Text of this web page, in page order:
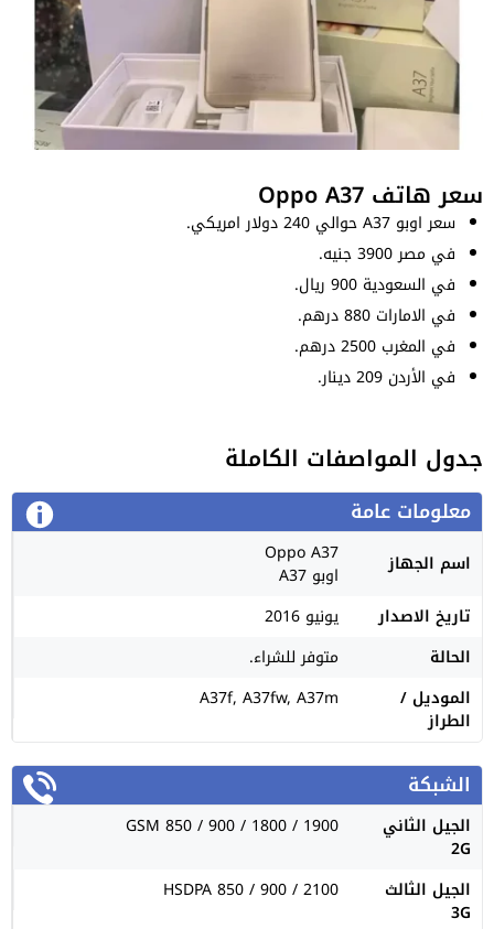
سعر هاتف Oppo A37
سعر اوبو A37 حوالي 240 دولار امريكي.
في مصر 3900 جنيه.
في السعودية 900 ريال.
في الامارات 880 درهم.
في المغرب 2500 درهم.
في الأردن 209 دينار.
جدول المواصفات الكاملة
معلومات عامة
اسم الجهاز Oppo A37
اوبو A37
تاريخ الاصدار
يونيو 2016
الحالة
متوفر للشراء.
الموديل /
الطراز
A37f, A37fw, A37m
الشبكة
الجيل الثاني
2G
GSM 850 / 900 / 1800 / 1900
الجيل الثالث
3G
HSDPA 850 / 900 / 2100